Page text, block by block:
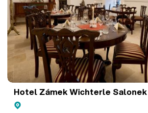
Hotel Zámek Wichterle Salonek